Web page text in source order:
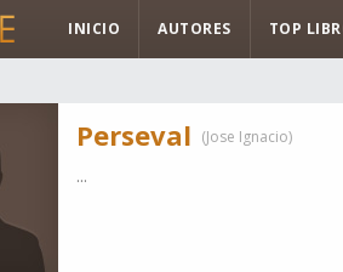
INICIO AUTORES TOP
Perseval (Jose Ignacio)
...